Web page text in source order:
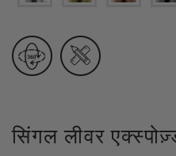
सिंगल लीवर